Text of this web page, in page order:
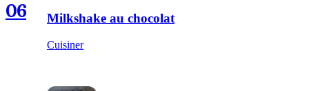
06 Milkshake au chocolat
Cuisiner